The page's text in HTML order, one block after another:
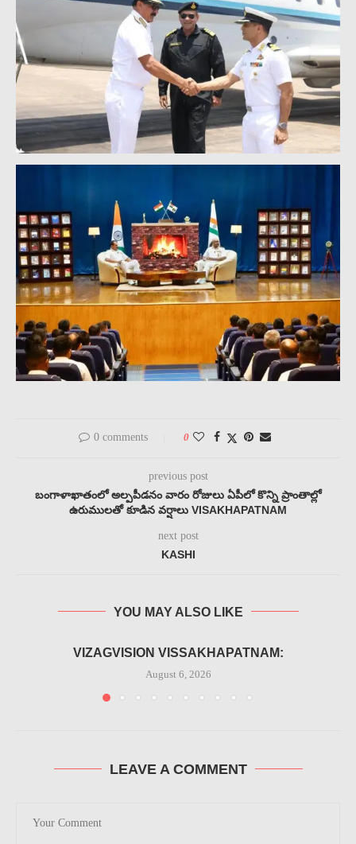
0 comments 0
previous post
బంగాళాఖాతంలో అల్పపీడనం వారం రోజులు ఏపీలో కొన్ని ప్రాంతాల్లో
ఉరుములతో కూడిన వర్షాలు VISAKHAPATNAM
next post
KASHI
YOU MAY ALSO LIKE
VIZAGVISION VISSAKHAPATNAM:
August 6, 2026
LEAVE A COMMENT